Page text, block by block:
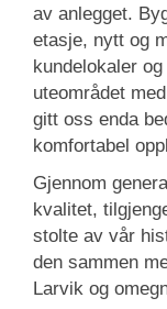
av anlegget.
etasje, nytt og
kundelokaler
uteområdet
gitt oss enda
komfortabel
Gjennom
kvalitet,
stolte av vår
den sammen
Larvik og